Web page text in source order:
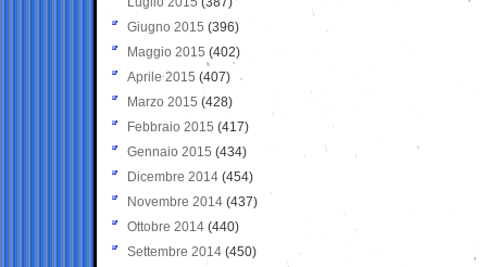
Giugno 2015 (396)
Maggio 2015 (402)
Aprile 2015 (407)
Marzo 2015 (428)
Febbraio 2015 (417)
Gennaio 2015 (434)
Dicembre 2014 (454)
Novembre 2014 (437)
Ottobre 2014 (440)
Settembre 2014 (450)